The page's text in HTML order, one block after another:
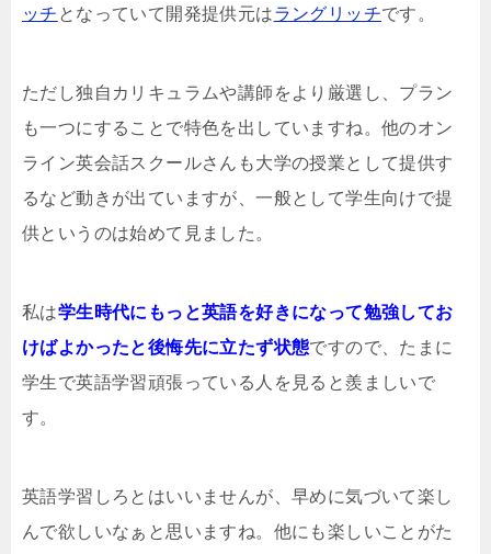
ッチ となっていて開発提供元はラングリッチです。
ただし独自カリキュラムや講師をより厳選し、プラン
も一つにすることで特色を出していますね。他のオン
ライン英会話スクールさんも大学の授業として提供す
るなど動きが出ていますが、一般として学生向けで提
供というのは始めて見ました。
私は学生時代にもっと英語を好きになって勉強してお
けばよかったと後悔先に立たず状態ですので、たまに
学生で英語学習頑張っている人を見ると羨ましいで
す。
英語学習しろとはいいませんが、早めに気づいて楽し
んで欲しいなぁと思いますね。他にも楽しいことがた